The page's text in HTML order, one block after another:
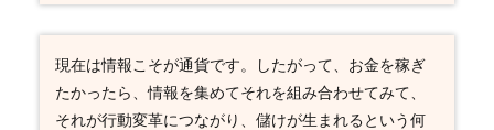
現在は情報こそが通貨です。したがって、お金を稼ぎ
たかったら、情報を集めてそれを組み合わせてみて、
それが行動変革につながり、儲けが生まれるという何